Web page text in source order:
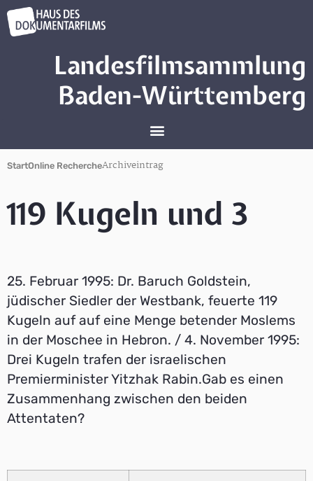
Landesfilmsammlung
Baden-Württemberg
StartOnline RechercheArchiveintrag
119 Kugeln und 3
25. Februar 1995: Dr. Baruch Goldstein,
jüdischer Siedler der Westbank, feuerte 119
Kugeln auf auf eine Menge betender Moslems
in der Moschee in Hebron. / 4. November 1995:
Drei Kugeln trafen der israelischen
Premierminister Yitzhak Rabin.Gab es einen
Zusammenhang zwischen den beiden
Attentaten?